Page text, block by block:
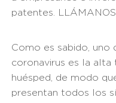
patentes. LLÁMANOS
Como es sabido, uno
coronavirus es la
huésped, de modo
presentan todos los